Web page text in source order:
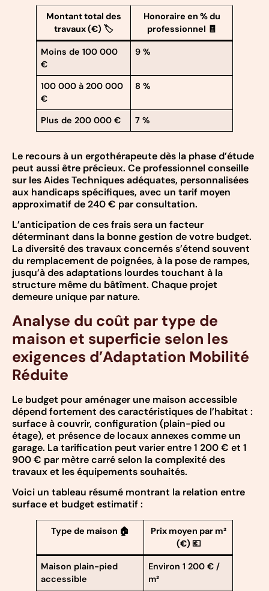
Montant total des
travaux (€) 🏷️
Honoraire en % du
professionnel 🧾
Moins de 100 000
€
9 %
100 000 à 200 000
€
8 %
Plus de 200 000 € 7 %
Le recours à un ergothérapeute dès la phase d’étude
peut aussi être précieux. Ce professionnel conseille
sur les Aides Techniques adéquates, personnalisées
aux handicaps spécifiques, avec un tarif moyen
approximatif de 240 € par consultation.
L’anticipation de ces frais sera un facteur
déterminant dans la bonne gestion de votre budget.
La diversité des travaux concernés s’étend souvent
du remplacement de poignées, à la pose de rampes,
jusqu’à des adaptations lourdes touchant à la
structure même du bâtîment. Chaque projet
demeure unique par nature.
Analyse du coût par type de
maison et superficie selon les
exigences d’Adaptation Mobilité
Réduite
Le budget pour aménager une maison accessible
dépend fortement des caractéristiques de l’habitat :
surface à couvrir, configuration (plain-pied ou
étage), et présence de locaux annexes comme un
garage. La tarification peut varier entre 1 200 € et 1
900 € par mètre carré selon la complexité des
travaux et les équipements souhaités.
Voici un tableau résumé montrant la relation entre
surface et budget estimatif :
Type de maison 🏠
Prix moyen par m²
(€) 💶
Maison plain-pied
accessible
Environ 1 200 € /
m²